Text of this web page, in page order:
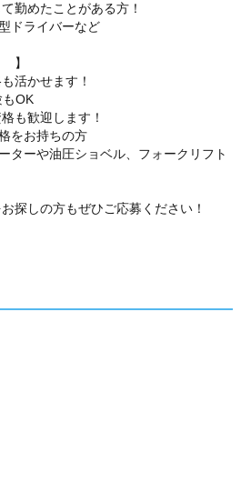
勤めたことがある方！
ドライバーなど
】
活かせます！
OK
も歓迎します！
をお持ちの方
ターや油圧ショベル、フォークリフト
探しの方もぜひご応募ください！